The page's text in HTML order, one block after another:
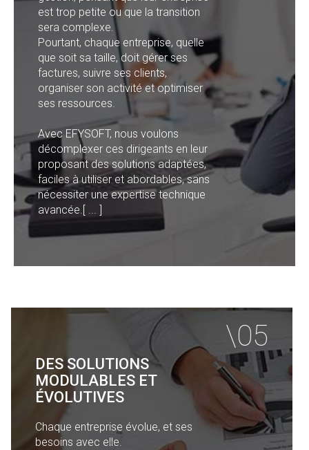
est trop petite ou que la transition
sera complexe.
Pourtant, chaque entreprise, quelle
que soit sa taille, doit gérer ses
factures, suivre ses clients,
organiser son activité et optimiser
ses ressources.
Avec EFYSOFT, nous voulons
décomplexer ces dirigeants en leur
proposant des solutions adaptées,
faciles à utiliser et abordables, sans
nécessiter une expertise technique
avancée.[ ... ]
DES SOLUTIONS
MODULABLES ET
ÉVOLUTIVES
Chaque entreprise évolue, et ses
besoins avec elle.